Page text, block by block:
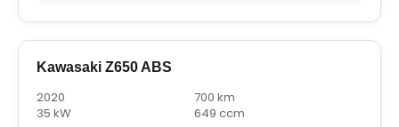
Kawasaki Z650 ABS
2020
700 km
35 kW
649 ccm